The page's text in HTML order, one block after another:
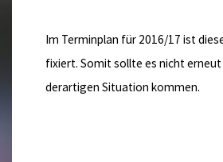
Im Terminplan für 2016/17 ist
fixiert. Somit sollte es nicht erneut
derartigen Situation kommen.